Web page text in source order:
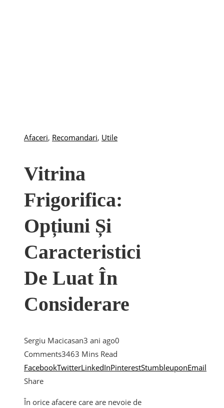
Afaceri, Recomandari, Utile
Vitrina
Frigorifica:
Opțiuni Și
Caracteristici
De Luat În
Considerare
Sergiu Macicasan3 ani ago0
Comments3463 Mins Read
FacebookTwitterLinkedInPinterestStumbleuponEmail
Share
În orice afacere care are nevoie de